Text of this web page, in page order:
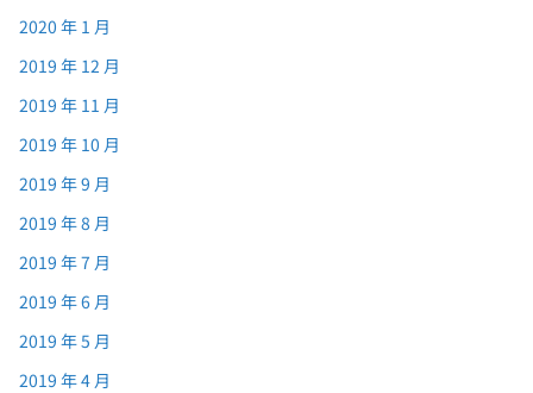
2020 年 1 月
2019 年 12 月
2019 年 11 月
2019 年 10 月
2019 年 9 月
2019 年 8 月
2019 年 7 月
2019 年 6 月
2019 年 5 月
2019 年 4 月